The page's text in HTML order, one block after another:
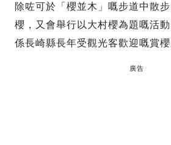
除咗可於「櫻並木」嘅步道中散
櫻，又會舉行以大村櫻為題嘅活動
係長崎縣長年受觀光客歡迎嘅賞櫻
廣告